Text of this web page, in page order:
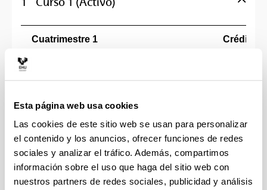
Esta página web usa cookies
Las cookies de este sitio web se usan para personalizar
el contenido y los anuncios, ofrecer funciones de redes
sociales y analizar el tráfico. Además, compartimos
información sobre el uso que haga del sitio web con
nuestros partners de redes sociales, publicidad y análisis
Cuatrimestre 1 Créditos
Lengua Inglesa I 6
Lingüística I
Literatura Greco-Latina 6